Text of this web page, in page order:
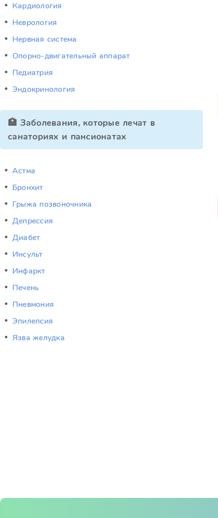
Кардиология
Неврология
Нервная система
Опорно-двигательный аппарат
Педиатрия
Эндокринология
🏥 Заболевания, которые лечат в
санаториях и пансионатах
Астма
Бронхит
Грыжа позвоночника
Депрессия
Диабет
Инсульт
Инфаркт
Печень
Пневмония
Эпилепсия
Язва желудка